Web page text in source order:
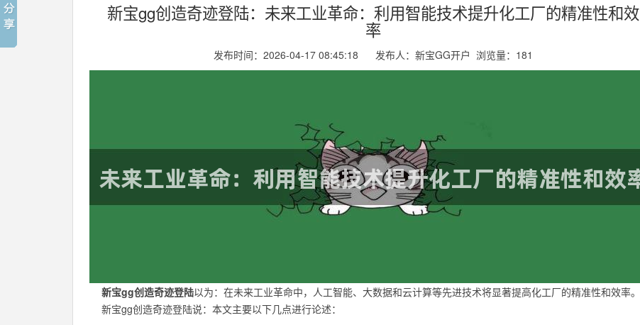
新宝gg创造奇迹登陆：未来工业革命：利用智能技术提升化工厂的精准性和效
率
发布时间：2026-04-17 08:45:18 发布人：新宝GG开户 浏览量： 181
新宝gg创造奇迹登陆以为：在未来工业革命中，人工智能、大数据和云计算等先进技术将显著提高化工厂的精准性和效率。
新宝gg创造奇迹登陆说：本文主要以下几点进行论述：